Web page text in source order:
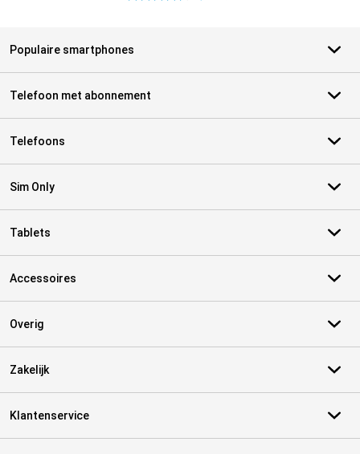
Populaire smartphones
Telefoon met abonnement
Telefoons
Sim Only
Tablets
Accessoires
Overig
Zakelijk
Klantenservice